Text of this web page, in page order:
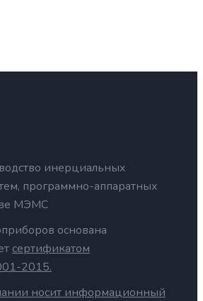
инерциальных
программно-аппаратных
МЭМС
основана
сертификатом
2015.
носит информационный